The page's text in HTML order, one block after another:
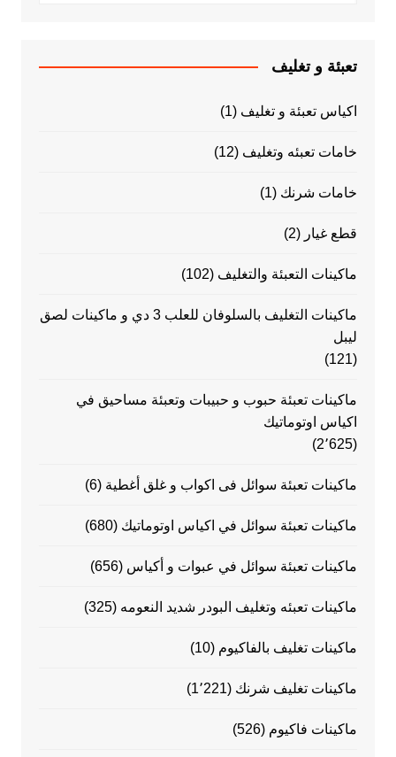
تعبئة و تغليف
اكياس تعبئة و تغليف (1)
خامات تعبئه وتغليف (12)
خامات شرنك (1)
قطع غيار (2)
ماكينات التعبئة والتغليف (102)
ماكينات التغليف بالسلوفان للعلب 3 دي و ماكينات لصق
ليبل
(121)
ماكينات تعبئة حبوب و حبيبات وتعبئة مساحيق في
اكياس اوتوماتيك
(2٬625)
ماكينات تعبئة سوائل فى اكواب و غلق أغطية (6)
ماكينات تعبئة سوائل في اكياس اوتوماتيك (680)
ماكينات تعبئة سوائل في عبوات و أكياس (656)
ماكينات تعبئه وتغليف البودر شديد النعومه (325)
ماكينات تغليف بالفاكيوم (10)
ماكينات تغليف شرنك (1٬221)
ماكينات فاكيوم (526)